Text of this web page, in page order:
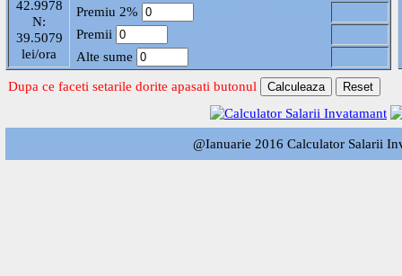
42.9978
N:
39.5079
lei/ora
Premiu 2%
Premii
Alte sume
Dupa ce faceti setarile dorite apasati butonul
@Ianuarie 2016 Calculator Salarii